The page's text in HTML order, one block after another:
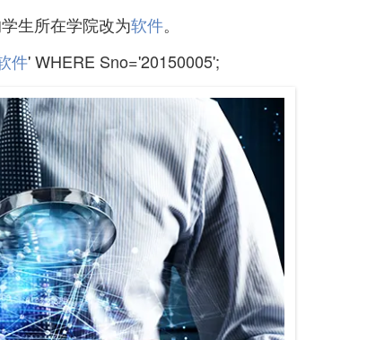
生所在学院改为软件。
件' WHERE Sno='20150005';